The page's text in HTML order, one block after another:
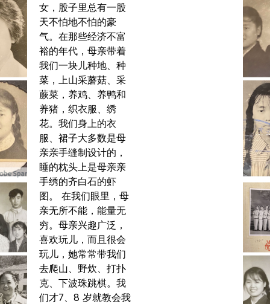
女，股子里总有一股
天不怕地不怕的豪
气。在那些经济不富
裕的年代，母亲带着
我们一块儿种地、种
菜，上山采蘑菇、采
蕨菜，养鸡、养鸭和
养猪，织衣服、绣
花。我们身上的衣
服、裙子大多数是母
亲亲手缝制设计的，
睡的枕头上是母亲亲
手绣的齐白石的虾
图。 在我们眼里，母
亲无所不能，能量无
穷。母亲兴趣广泛，
喜欢玩儿，而且很会
玩儿，她常常带我们
去爬山、野炊、打扑
克、下波珠跳棋。我
们才7、8 岁就教会我